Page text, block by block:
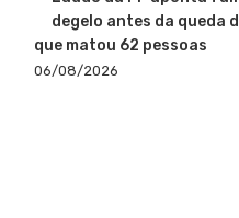
degelo antes da queda
que matou 62 pessoas
06/08/2026